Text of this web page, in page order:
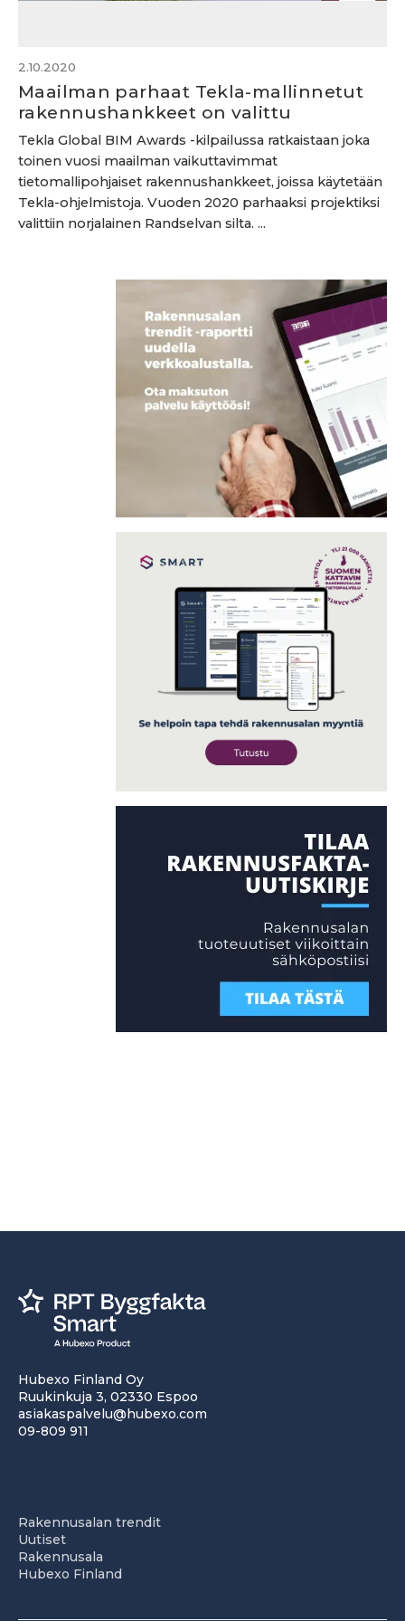
2.10.2020
Maailman parhaat Tekla-mallinnetut
rakennushankkeet on valittu
Tekla Global BIM Awards -kilpailussa ratkaistaan joka
toinen vuosi maailman vaikuttavimmat
tietomallipohjaiset rakennushankkeet, joissa käytetään
Tekla-ohjelmistoja. Vuoden 2020 parhaaksi projektiksi
valittiin norjalainen Randselvan silta. ...
Hubexo Finland Oy
Ruukinkuja 3, 02330 Espoo
asiakaspalvelu@hubexo.com
09-809 911
Rakennusalan trendit
Uutiset
Rakennusala
Hubexo Finland